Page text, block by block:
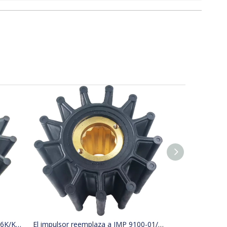
El impulsor reemplaza a JMP 9136K/KASHIYAMA SP-600 CON KINKI BK-0314 El impulsor reemplaza a JMP 9100-01/JABSCO 31500-0001 2999-0001/KASHIYAMA CON KINKI BK-0132